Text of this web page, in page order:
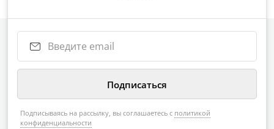
Подписываясь на рассылку, вы соглашаетесь с политикой
конфиденциальности